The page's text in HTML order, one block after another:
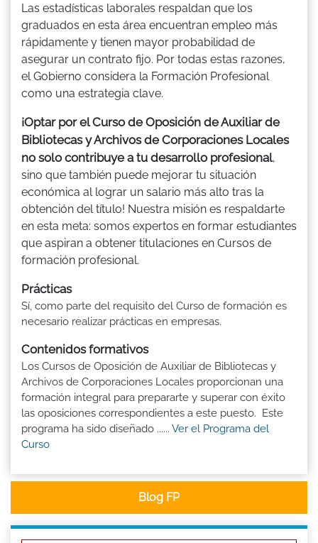
Las estadísticas laborales respaldan que los
graduados en esta área encuentran empleo más
rápidamente y tienen mayor probabilidad de
asegurar un contrato fijo. Por todas estas razones,
el Gobierno considera la Formación Profesional
como una estrategia clave.
¡Optar por el Curso de Oposición de Auxiliar de
Bibliotecas y Archivos de Corporaciones Locales
no solo contribuye a tu desarrollo profesional,
sino que también puede mejorar tu situación
económica al lograr un salario más alto tras la
obtención del título! Nuestra misión es respaldarte
en esta meta: somos expertos en formar estudiantes
que aspiran a obtener titulaciones en Cursos de
formación profesional.
Prácticas
Sí, como parte del requisito del Curso de formación es
necesario realizar prácticas en empresas.
Contenidos formativos
Los Cursos de Oposición de Auxiliar de Bibliotecas y
Archivos de Corporaciones Locales proporcionan una
formación integral para prepararte y superar con éxito
las oposiciones correspondientes a este puesto. Este
programa ha sido diseñado ...... Ver el Programa del
Curso
Blog FP